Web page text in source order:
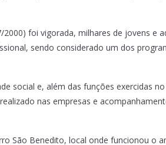
2000) foi vigorada, milhares de jovens
sendo considerado um dos
social e, além das funções exercidas
nas empresas e
São Benedito, local onde funcionou o